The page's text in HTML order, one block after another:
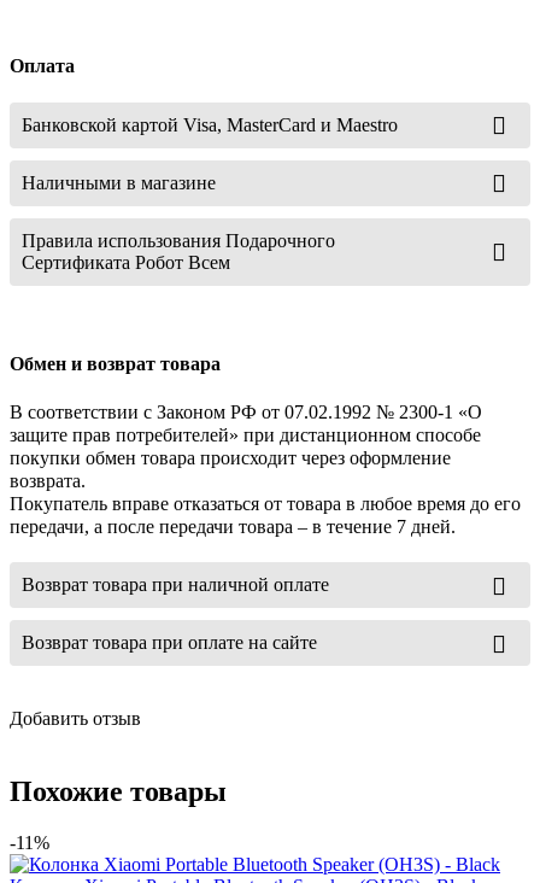
Оплата
Банковской картой Visa, MasterCard и Maestro
Наличными в магазине
Правила использования Подарочного
Сертификата Робот Всем
Обмен и возврат товара
В соответствии с Законом РФ от 07.02.1992 № 2300-1 «О
защите прав потребителей» при дистанционном способе
покупки обмен товара происходит через оформление
возврата.
Покупатель вправе отказаться от товара в любое время до его
передачи, а после передачи товара – в течение 7 дней.
Возврат товара при наличной оплате
Возврат товара при оплате на сайте
Добавить отзыв
Похожие товары
-11%